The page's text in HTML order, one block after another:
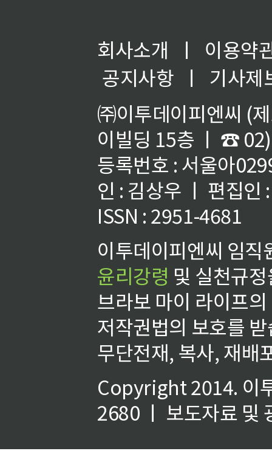
회사소개 ㅣ
이용약
공지사항
ㅣ
기사제
㈜이투데이피엔씨 (
이빌딩 15층 ㅣ ☎
등록번호 : 서울아
인 : 김상우 ㅣ 편집인
ISSN : 2951-4681
이투데이피엔씨 임
윤리강령 및 실천규
브라보 마이 라이프
저작권법의 보호를
무단전재, 복사, 재배
Copyright 2014. 이
2680 ㅣ 보도자료